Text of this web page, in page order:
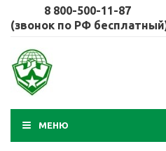
8 800-500-11-87
(звонок по РФ
МЕНЮ